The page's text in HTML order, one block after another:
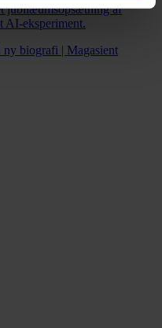
jubilæumsopsætning af
AI-eksperiment.